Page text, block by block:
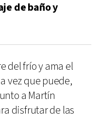
de baño y
del frío y ama el
vez que puede,
a Martín
disfrutar de las